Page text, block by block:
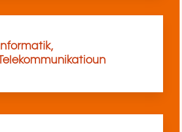
Informatik,
Telekommunikatioun